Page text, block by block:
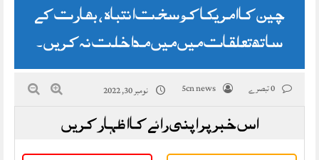
چین کا امریکا کو سخت انتباہ ، بھارت کے
ساتھ تعلقات میں میں مداخلت نہ کریں ۔
5cn news نومبر 30, 2022
اس خبر پر اپنی رائے کا اظہار کریں